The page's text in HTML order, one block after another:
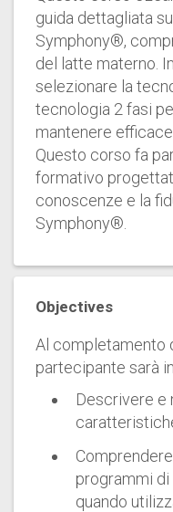
guida dettagliata
Symphony®,
del latte materno.
selezionare la
tecnologia 2 fasi
mantenere
Questo corso fa
formativo
conoscenze e la
Symphony®.
Objectives
Al completamento
partecipante sarà
Descrivere e
programmi
quando